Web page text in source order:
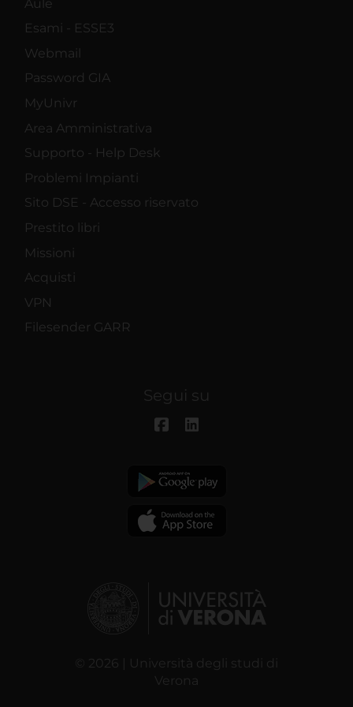
Aule
Esami - ESSE3
Webmail
Password GIA
MyUnivr
Area Amministrativa
Supporto - Help Desk
Problemi Impianti
Sito DSE - Accesso riservato
Prestito libri
Missioni
Acquisti
VPN
Filesender GARR
Segui su
© 2026 | Università degli studi di
Verona